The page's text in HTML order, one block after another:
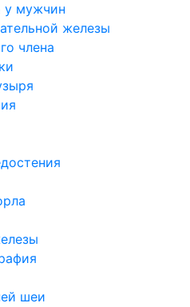
у мужчин
железы
члена
шеи